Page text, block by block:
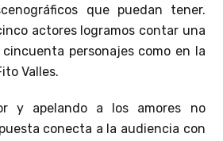
que puedan tener.
actores logramos contar una
personajes como en la
Valles.
y apelando a los amores no
conecta a la audiencia con